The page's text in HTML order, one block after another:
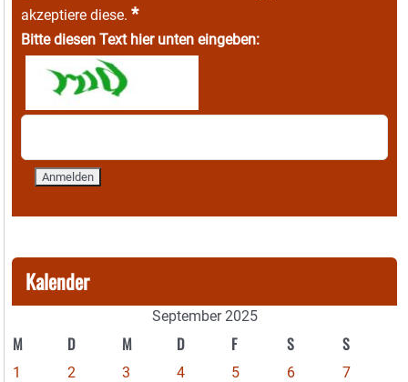
akzeptiere diese. *
Bitte diesen Text hier unten eingeben:
Kalender
September 2025
M D M D F S S
1 2 3 4 5 6
7